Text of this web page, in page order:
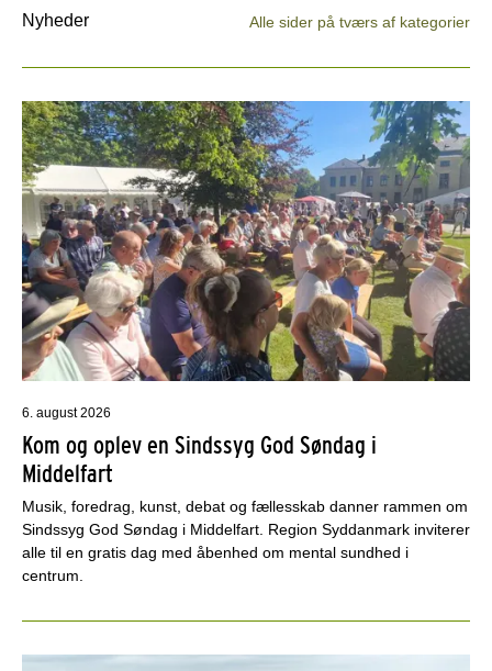
Nyheder Alle sider på tværs af kategorier
6. august 2026
Kom og oplev en Sindssyg God Søndag i
Middelfart
Musik, foredrag, kunst, debat og fællesskab danner rammen om
Sindssyg God Søndag i Middelfart. Region Syddanmark inviterer
alle til en gratis dag med åbenhed om mental sundhed i
centrum.